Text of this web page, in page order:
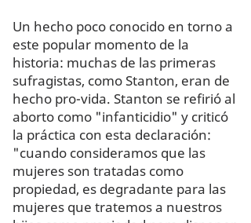
Un hecho poco conocido en torno a
este popular momento de la
historia: muchas de las primeras
sufragistas, como Stanton, eran de
hecho pro-vida. Stanton se refirió al
aborto como "infanticidio" y criticó
la práctica con esta declaración:
"cuando consideramos que las
mujeres son tratadas como
propiedad, es degradante para las
mujeres que tratemos a nuestros